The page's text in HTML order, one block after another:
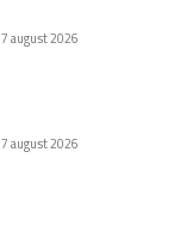
7 august 2026
7 august 2026